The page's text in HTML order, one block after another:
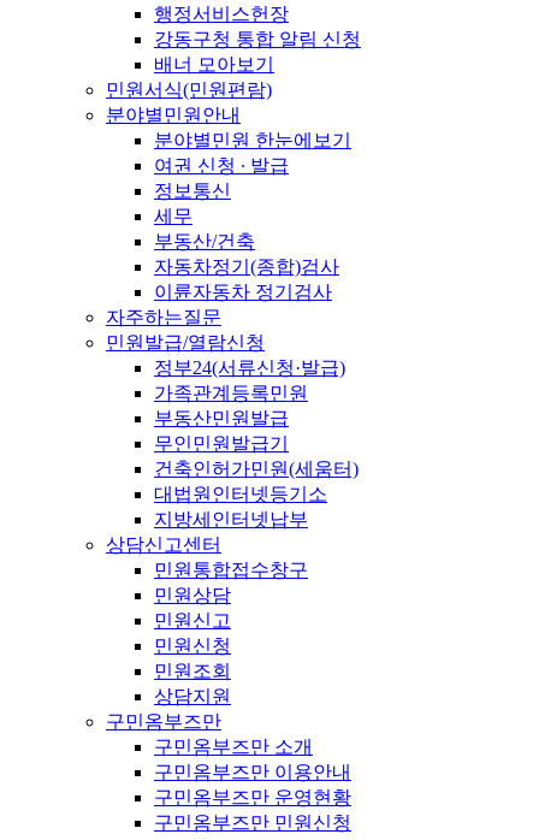
행정서비스헌장
강동구청 통합 알림 신청
배너 모아보기
민원서식(민원편람)
분야별민원안내
분야별민원 한눈에보기
여권 신청 ∙ 발급
정보통신
세무
부동산/건축
자동차정기(종합)검사
이륜자동차 정기검사
자주하는질문
민원발급/열람신청
정부24(서류신청·발급)
가족관계등록민원
부동산민원발급
무인민원발급기
건축인허가민원(세움터)
대법원인터넷등기소
지방세인터넷납부
상담신고센터
민원통합접수창구
민원상담
민원신고
민원신청
민원조회
상담지원
구민옴부즈만
구민옴부즈만 소개
구민옴부즈만 이용안내
구민옴부즈만 운영현황
구민옴부즈만 민원신청